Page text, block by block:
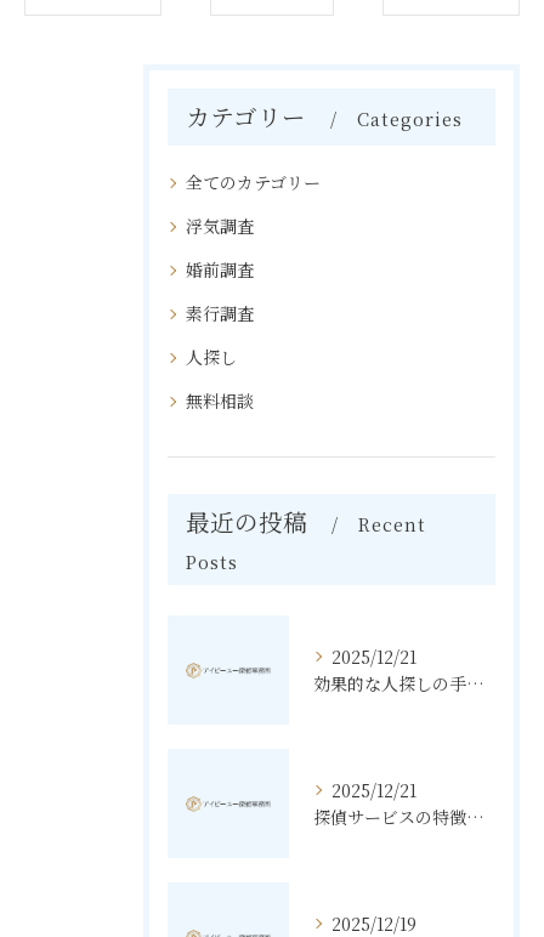
カテゴリー Categories
全てのカテゴリー
浮気調査
婚前調査
素行調査
人探し
無料相談
最近の投稿
Recent
Posts
2025/12/21
効果的な人探しの手法とその秘訣
2025/12/21
探偵サービスの特徴と無料相談の利点
2025/12/19